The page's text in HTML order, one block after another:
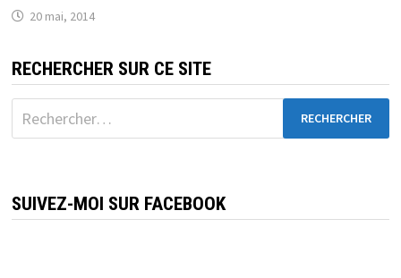
20 mai, 2014
RECHERCHER SUR CE SITE
Rechercher :
SUIVEZ-MOI SUR FACEBOOK